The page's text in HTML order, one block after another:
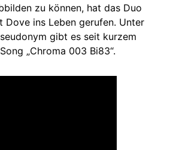
zu können, hat das Duo
Dove ins Leben gerufen. Unter
gibt es seit kurzem
„Chroma 003 Bi83“.